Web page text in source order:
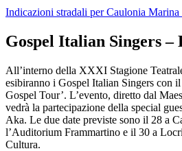
Indicazioni stradali per Caulonia Marina
Gospel Italian Singers –
All’interno della XXXI Stagione
esibiranno i Gospel Italian Singers con
Gospel Tour’. L’evento, diretto dal
vedrà la partecipazione della special
Aka. Le due date previste sono il 28 a
l’Auditorium Frammartino e il 30 a
Cultura.